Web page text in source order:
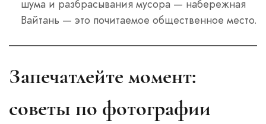
шума и разбрасывания мусора — набережная
Вайтань — это почитаемое общественное место.
Запечатлейте момент:
советы по фотографии